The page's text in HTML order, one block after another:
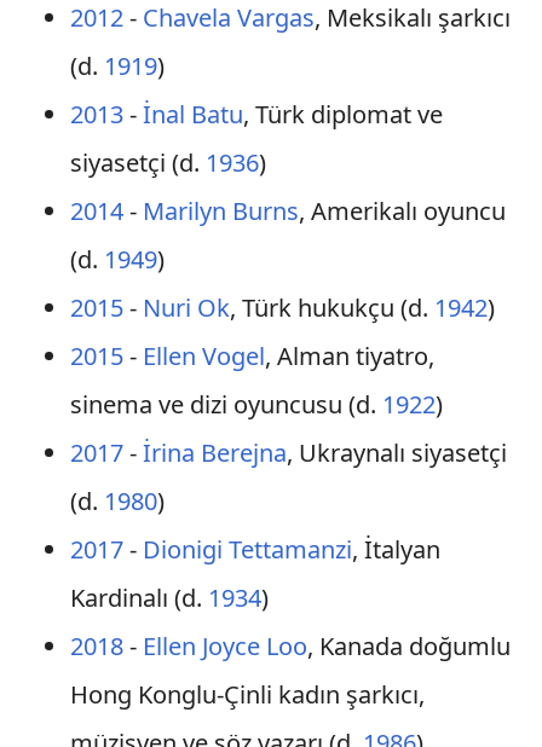
2012- Chavela Vargas, Meksikalı şarkıcı
(d. 1919)
2013-İnal Batu, Türk diplomat ve
siyasetçi (d. 1936)
2014- Marilyn Burns, Amerikalı oyuncu
(d. 1949)
2015- Nuri Ok, Türk hukukçu (d. 1942)
2015- Ellen Vogel, Alman tiyatro,
sinema ve dizi oyuncusu (d. 1922)
2017-İrina Berejna, Ukraynalı siyasetçi
(d. 1980)
2017- Dionigi Tettamanzi, İtalyan
Kardinalı (d. 1934)
2018- Ellen Joyce Loo, Kanada doğumlu
Hong Konglu-Çinli kadın şarkıcı,